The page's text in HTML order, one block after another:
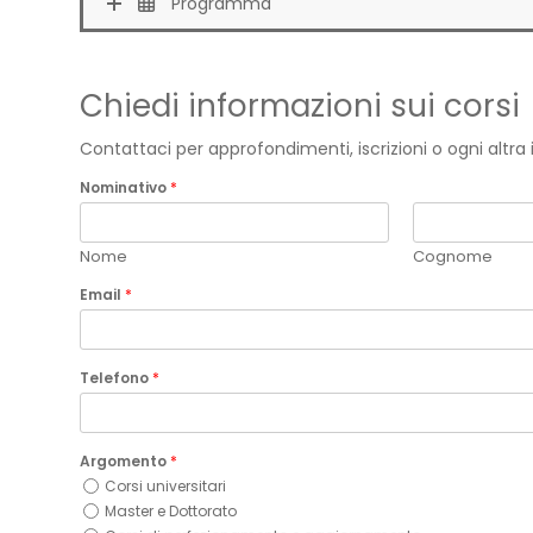
Chiedi informazioni sui corsi
Contattaci per approfondimenti, iscrizioni o ogni altra
Nominativo *
Nome Cognome
Email *
Telefono *
Argomento *
Corsi universitari
Master e Dottorato